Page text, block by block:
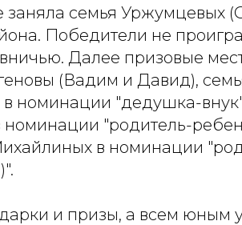
заняла семья Уржумцевых
Победители не
Далее призовые
(Вадим и Давид),
номинации "дедушка-
"родитель-
в номинации
и призы, а всем юным